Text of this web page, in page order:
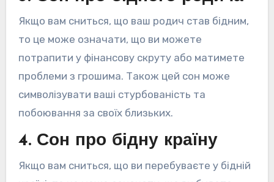
Якщо вам сниться, що ваш родич став бідним,
то це може означати, що ви можете
потрапити у фінансову скруту або матимете
проблеми з грошима. Також цей сон може
символізувати ваші стурбованість та
побоювання за своїх близьких.
4. Сон про бідну країну
Якщо вам сниться, що ви перебуваєте у бідній